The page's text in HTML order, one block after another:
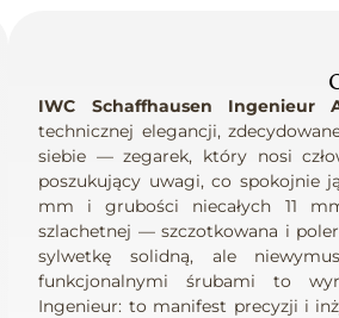
IWC Schaffhausen Ingenieur
technicznej elegancji,
siebie — zegarek, który nosi
poszukujący uwagi, co spokojnie
mm i grubości niecałych 11
szlachetnej — szczotkowana i
sylwetkę solidną, ale
funkcjonalnymi śrubami to
Ingenieur: to manifest precyzji i